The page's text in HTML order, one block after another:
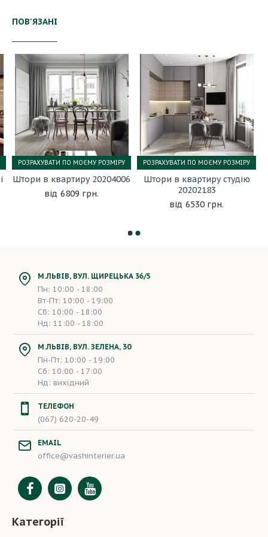
ПОВ'ЯЗАНІ
Штори в квартиру 20204006
6809 грн.
РОЗРАХУВАТИ ПО МОЄМУ РОЗМІРУ
Штори в квартиру студію
20202183
6530 грн.
РОЗРАХУВАТИ ПО МОЄМУ РОЗМІРУ
М.ЛЬВІВ, ВУЛ. ЩИРЕЦЬКА 36/5
Пн: 10:00 - 18:00
Вт-Пт: 10:00 - 19:00
Сб: 10:00 - 18:00
Нд: 11:00 - 18:00
М.ЛЬВІВ, ВУЛ. ЗЕЛЕНА, 30
Пн-Пт: 10:00 - 19:00
Сб: 10:00 - 17:00
Нд: вихідний
ТЕЛЕФОН
(067) 620-20-49
EMAIL
office@vashinterier.ua
Категорії